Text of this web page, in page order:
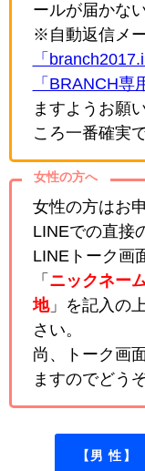
ールが届かな
※自動返信メ
「
「BRANCH専
ますようお願
ころ一番確実で
女性の方へ
女性の方はお
LINEでの直接
LINEトーク画
「 ニックネー
地」を記入の
さい。
尚、トーク画
ますのでどう
【男 性】